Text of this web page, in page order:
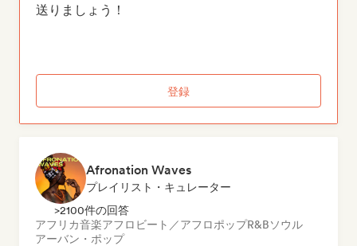
送りましょう！
登録
Afronation Waves
プレイリスト・キュレーター
>2100件の回答
アフリカ音楽アフロビート／アフロポップR&Bソウル
アーバン・ポップ